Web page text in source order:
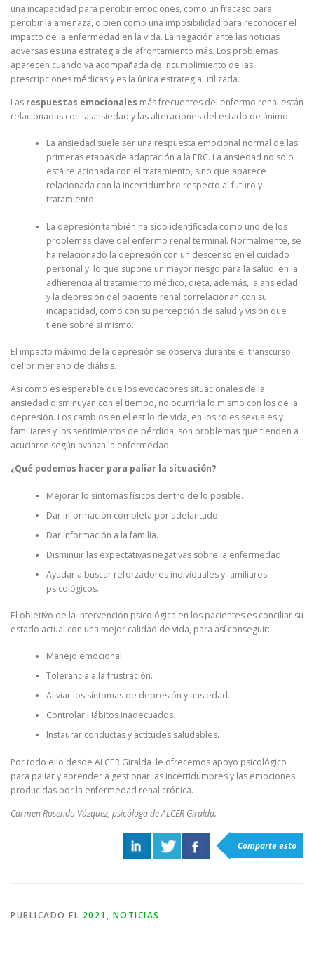
una incapacidad para percibir emociones, como un fracaso para
percibir la amenaza, o bien como una imposibilidad para reconocer el
impacto de la enfermedad en la vida. La negación ante las noticias
adversas es una estrategia de afrontamiento más. Los problemas
aparecen cuando va acompañada de incumplimiento de las
prescripciones médicas y es la única estrategia utilizada.
Las respuestas emocionales más frecuentes del enfermo renal están
relacionadas con la ansiedad y las alteraciones del estado de ánimo.
La ansiedad suele ser una respuesta emocional normal de las
primeras etapas de adaptación a la ERC. La ansiedad no solo
está relacionada con el tratamiento, sino que aparece
relacionada con la incertidumbre respecto al futuro y
tratamiento.
La depresión también ha sido identificada como uno de los
problemas clave del enfermo renal terminal. Normalmente, se
ha relacionado la depresión con un descenso en el cuidado
personal y, lo que supone un mayor riesgo para la salud, en la
adherencia al tratamiento médico, dieta, además, la ansiedad
y la depresión del paciente renal correlacionan con su
incapacidad, como con su percepción de salud y visión que
tiene sobre si mismo.
El impacto máximo de la depresión se observa durante el transcurso
del primer año de diálisis.
Así como es esperable que los evocadores situacionales de la
ansiedad disminuyan con el tiempo, no ocurriría lo mismo con los de la
depresión. Los cambios en el estilo de vida, en los roles sexuales y
familiares y los sentimientos de pérdida, son problemas que tienden a
acuciarse según avanza la enfermedad
¿Qué podemos hacer para paliar la situación?
Mejorar lo síntomas físicos dentro de lo posible.
Dar información completa por adelantado.
Dar información a la familia.
Disminuir las expectativas negativas sobre la enfermedad.
Ayudar a buscar reforzadores individuales y familiares
psicológicos.
El objetivo de la intervención psicológica en los pacientes es conciliar su
estado actual con una mejor calidad de vida, para así conseguir:
Manejo emocional.
Tolerancia a la frustración.
Aliviar los síntomas de depresión y ansiedad.
Controlar Hábitos inadecuados.
Instaurar conductas y actitudes saludables.
Por todo ello desde ALCER Giralda le ofrecemos apoyo psicológico
para paliar y aprender a gestionar las incertidumbres y las emociones
producidas por la enfermedad renal crónica.
Carmen Rosendo Vázquez, psicóloga de ALCER Giralda.
Comparte esto
PUBLICADO EL 2021 , NOTICIAS